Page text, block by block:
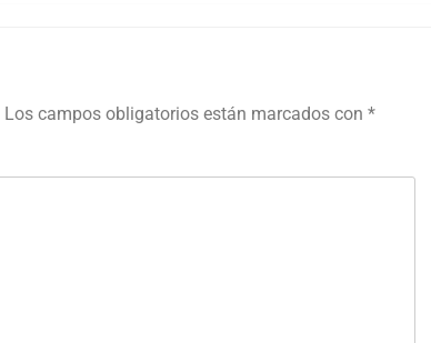
Los campos obligatorios están marcados con *